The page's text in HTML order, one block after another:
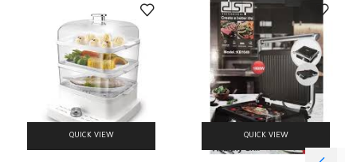
QUICK VIEW
QUICK VIEW